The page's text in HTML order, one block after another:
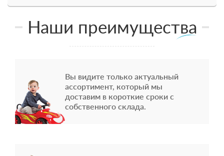
Наши преимущества
Вы видите только актуальный
ассортимент, который мы
доставим в короткие сроки с
собственного склада.